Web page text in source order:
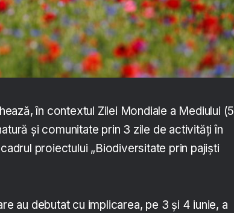
în contextul Zilei Mondiale a Mediului (5
și comunitate prin 3 zile de activități în
proiectului „Biodiversitate prin pajiști
au debutat cu implicarea, pe 3 și 4 iunie, a